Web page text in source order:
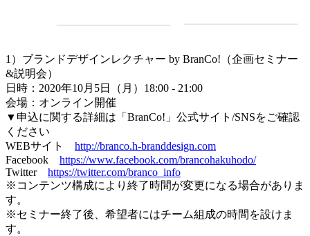
1）ブランドデザインレクチャー by BranCo!（企画セミナー
&説明会）
日時：2020年10月5日（月）18:00 - 21:00
会場：オンライン開催
▼申込に関する詳細は「BranCo!」公式サイト/SNSをご確認
ください
WEBサイト http://branco.h-branddesign.com
Facebook https://www.facebook.com/brancohakuhodo/
Twitter https://twitter.com/branco_info
※コンテンツ構成により終了時間が変更になる場合がありま
す。
※セミナー終了後、希望者にはチーム組成の時間を設けま
す。